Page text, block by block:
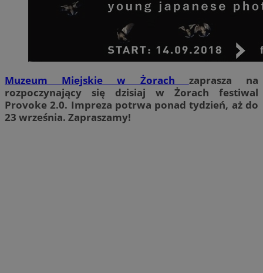
Muzeum Miejskie w Żorach zaprasza na
rozpoczynający się dzisiaj w Żorach festiwal
Provoke 2.0. Impreza potrwa ponad tydzień, aż do
23 września. Zapraszamy!